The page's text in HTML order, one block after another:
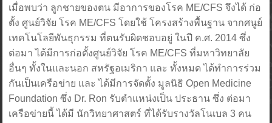
เมื่อพบว่า ลูกชายของตน มีอาการของโรค ME/CFS จึงได้ ก่อ
ตั้ง ศูนย์วิจัย โรค ME/CFS โดยใช้ โครงสร้างพื้นฐาน จากศนูย์
เทคโนโลยีพันธุกรรม ที่ตนรับผิดชอบอยู่ ในปี ค.ศ. 2014 ซึ่ง
ต่อมา ได้มีการก่อตั้งศูนย์วิจัย โรค ME/CFS ที่มหาวิทยาลัย
อื่นๆ ทั้งในและนอก สหรัฐอเมริกา และ ทั้งหมด ได้ทำการร่วม
กันเป็นเครือข่าย และ ได้มีการจัดตั้ง มูลนิธิ Open Medicine
Foundation ซึ่ง Dr. Ron รับตำแหน่งเป็น ประธาน ซึ่ง ต่อมา
เครือข่ายนี้ ได้มี นักวิทยาศาสตร์ ที่ได้รับรางวัลโนเบล 3 คน